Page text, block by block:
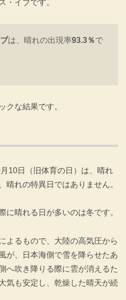
・イブです。
は、晴れの出現率93.3％で
クな結果です。
10日（旧体育の日）は、晴れ
晴れの特異日ではありません。
に晴れる日が多いのは冬です。
よるもので、大陸の高気圧から
が、日本海側で雪を降らせたあ
へ吹き降りる際に雲が消えるた
気も安定し、乾燥した晴天が続